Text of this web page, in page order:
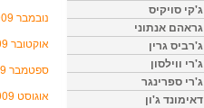
נובמבר 2009
אוקטובר 2009
ספטמבר 2009
אוגוסט 2009
ג'קי סויקיס
גראהם אנתוני
ג'רביס גרין
ג'רי ווילסון
ג'רי ספרינגר
דאימונד ג'ון